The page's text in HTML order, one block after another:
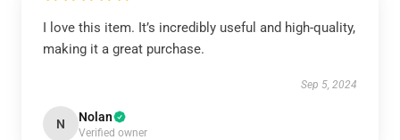
I love this item. It’s incredibly useful and high-quality,
making it a great purchase.
Sep 5, 2024
N Nolan
Verified owner